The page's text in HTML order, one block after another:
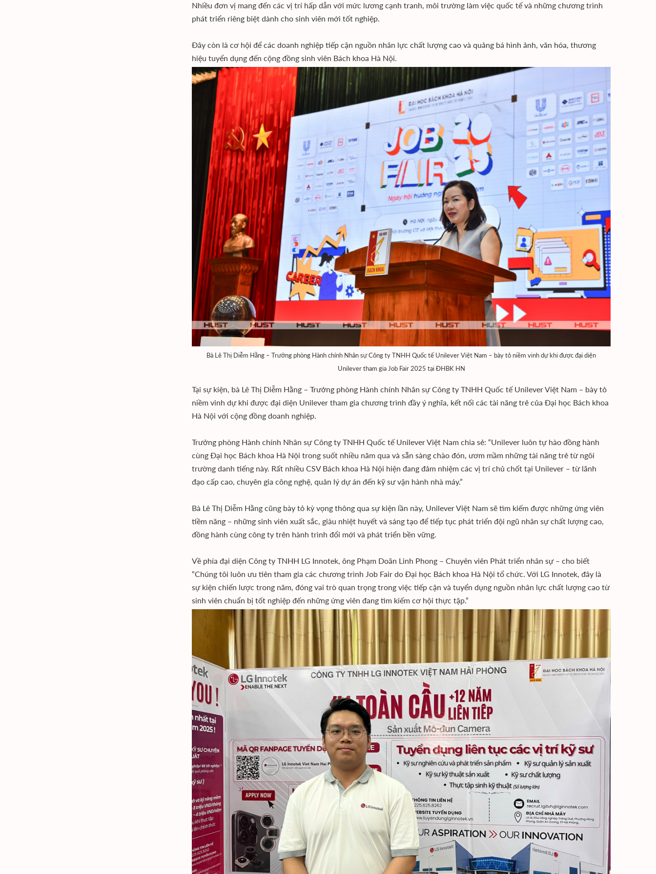
Nhiều đơn vị mang đến các vị trí hấp dẫn với mức lương cạnh tranh, môi trường làm việc quốc tế và những chương trình
phát triển riêng biệt dành cho sinh viên mới tốt nghiệp.
Đây còn là cơ hội để các doanh nghiệp tiếp cận nguồn nhân lực chất lượng cao và quảng bá hình ảnh, văn hóa, thương
hiệu tuyển dụng đến cộng đồng sinh viên Bách khoa Hà Nội.
Bà Lê Thị Diễm Hằng – Trưởng phòng Hành chính Nhân sự Công ty TNHH Quốc tế Unilever Việt Nam – bày tỏ niềm vinh dự khi được đại diện
Unilever tham gia Job Fair 2025 tại ĐHBK HN
Tại sự kiện, bà Lê Thị Diễm Hằng – Trưởng phòng Hành chính Nhân sự Công ty TNHH Quốc tế Unilever Việt Nam – bày tỏ
niềm vinh dự khi được đại diện Unilever tham gia chương trình đầy ý nghĩa, kết nối các tài năng trẻ của Đại học Bách khoa
Hà Nội với cộng đồng doanh nghiệp.
Trưởng phòng Hành chính Nhân sự Công ty TNHH Quốc tế Unilever Việt Nam chia sẻ: “Unilever luôn tự hào đồng hành
cùng Đại học Bách khoa Hà Nội trong suốt nhiều năm qua và sẵn sàng chào đón, ươm mầm những tài năng trẻ từ ngôi
trường danh tiếng này. Rất nhiều CSV Bách khoa Hà Nội hiện đang đảm nhiệm các vị trí chủ chốt tại Unilever – từ lãnh
đạo cấp cao, chuyên gia công nghệ, quản lý dự án đến kỹ sư vận hành nhà máy.”
Bà Lê Thị Diễm Hằng cũng bày tỏ kỳ vọng thông qua sự kiện lần này, Unilever Việt Nam sẽ tìm kiếm được những ứng viên
tiềm năng – những sinh viên xuất sắc, giàu nhiệt huyết và sáng tạo để tiếp tục phát triển đội ngũ nhân sự chất lượng cao,
đồng hành cùng công ty trên hành trình đổi mới và phát triển bền vững.
Về phía đại diện Công ty TNHH LG Innotek, ông Phạm Doãn Linh Phong – Chuyên viên Phát triển nhân sự – cho biết
“Chúng tôi luôn ưu tiên tham gia các chương trình Job Fair do Đại học Bách khoa Hà Nội tổ chức. Với LG Innotek, đây là
sự kiện chiến lược trong năm, đóng vai trò quan trọng trong việc tiếp cận và tuyển dụng nguồn nhân lực chất lượng cao từ
sinh viên chuẩn bị tốt nghiệp đến những ứng viên đang tìm kiếm cơ hội thực tập.”